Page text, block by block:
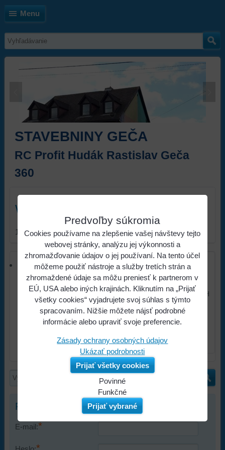
Menu
STAVEBNINY GEČA
RC Profit Hudák Rastislav Geča
360
WEBER TERANOVA
1 produkt
Lepidlo flexibilné C2T 25 kg
Lepidlo flexibilné C2T 25 kg
8,92 €s DPH
SKLADOMAKCIA
Prihlásenie
E-mail:*
Predvoľby súkromia
Cookies používame na zlepšenie vašej návštevy tejto
webovej stránky, analýzu jej výkonnosti a
zhromažďovanie údajov o jej používaní. Na tento účel
môžeme použiť nástroje a služby tretích strán a
zhromaždené údaje sa môžu preniesť k partnerom v
EÚ, USA alebo iných krajinách. Kliknutím na „Prijať
všetky cookies“ vyjadrujete svoj súhlas s týmto
spracovaním. Nižšie môžete nájsť podrobné
informácie alebo upraviť svoje preferencie.
Zásady ochrany osobných údajov
Ukázať podrobnosti
Prijať všetky cookies
Povinné
ukladá
na
Funkčné
údaje
vašom
Prijať vybrané